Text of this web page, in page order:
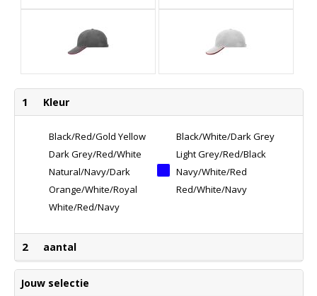
1 Kleur
Black/red/gold Yellow
Black/white/dark Grey
Dark Grey/red/white
Light Grey/red/black
Natural/navy/dark
Khaki
Navy/white/red
Orange/white/royal
Red/white/navy
White/red/navy
2 aantal
Jouw selectie